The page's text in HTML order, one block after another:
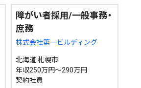
障がい者採用/一般事務・
庶務
株式会社第一ビルディング
北海道 札幌市
年収250万円～290万円
契約社員